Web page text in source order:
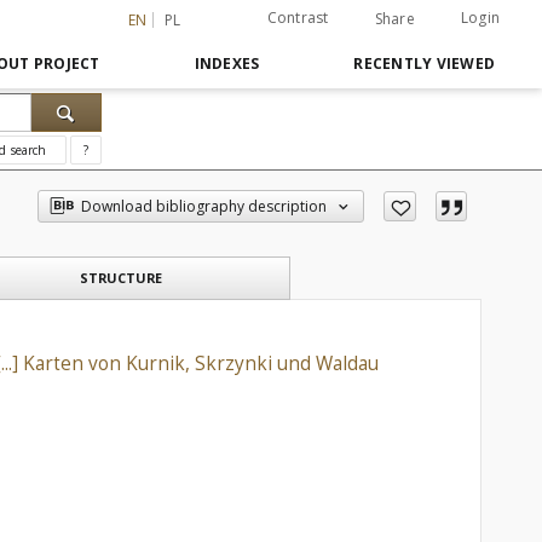
EN PL Contrast Share Login
PROJECT INDEXES RECENTLY VIEWED
search ?
Download bibliography description
STRUCTURE
Karten von Kurnik, Skrzynki und Waldau